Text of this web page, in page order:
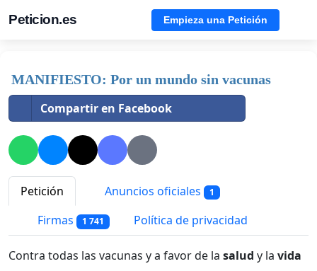
Peticion.es Empieza una Petición
MANIFIESTO: Por un mundo sin vacunas
Compartir en Facebook
Petición Anuncios oficiales 1
Firmas 1 741 Política de privacidad
Contra todas las vacunas y a favor de la salud y la vida